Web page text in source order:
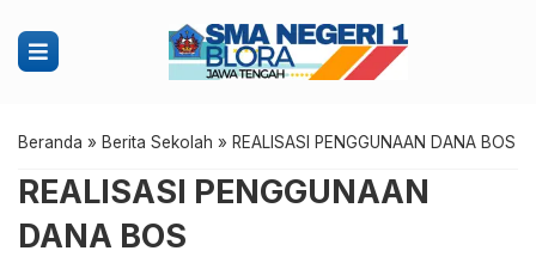
Beranda » Berita Sekolah » REALISASI PENGGUNAAN DANA BOS
REALISASI PENGGUNAAN
DANA BOS